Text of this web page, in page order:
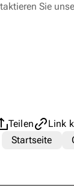
Sie
Teilen
Link
Startseite